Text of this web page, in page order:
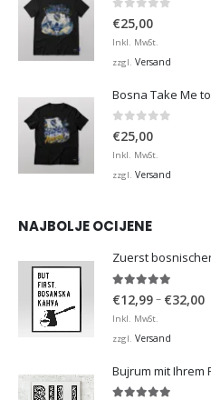
€25,00
Inkl. MwSt.
zzgl. Versand
Bosna Take Me
0 von 5
€25,00
Inkl. MwSt.
zzgl. Versand
NAJBOLJE OCIJENE
Zuerst
€12,99– €32,00
Inkl. MwSt.
zzgl. Versand
Bujrum mit Ihrem